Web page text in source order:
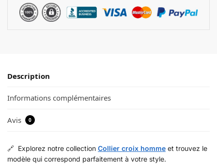
Description
Informations complémentaires
Avis 0
🔗 Explorez notre collection Collier croix homme et trouvez le
modèle qui correspond parfaitement à votre style.